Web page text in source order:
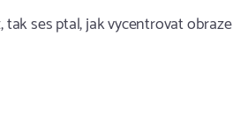
ses ptal, jak vycentrovat